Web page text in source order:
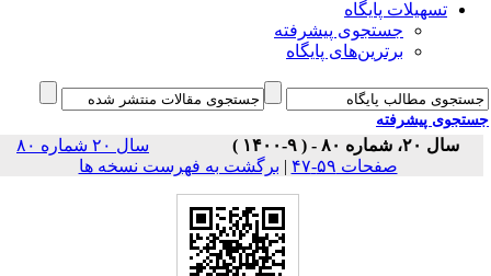
تسهیلات پایگاه
جستجوی پیشرفته
برترین‌های پایگاه
پیشرفته
سال ۲۰، شماره ۸۰ - ( ۹-۱۴۰۰ )
سال ۲۰ شماره ۸۰
صفحات ۵۹-۴۷
|برگشت به فهرست نسخه ها